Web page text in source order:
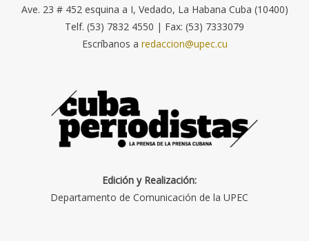
Ave. 23 # 452 esquina a I, Vedado, La Habana Cuba (10400)
Telf. (53) 7832 4550 | Fax: (53) 7333079
Escríbanos a redaccion@upec.cu
Edición y Realización:
Departamento de Comunicación de la UPEC